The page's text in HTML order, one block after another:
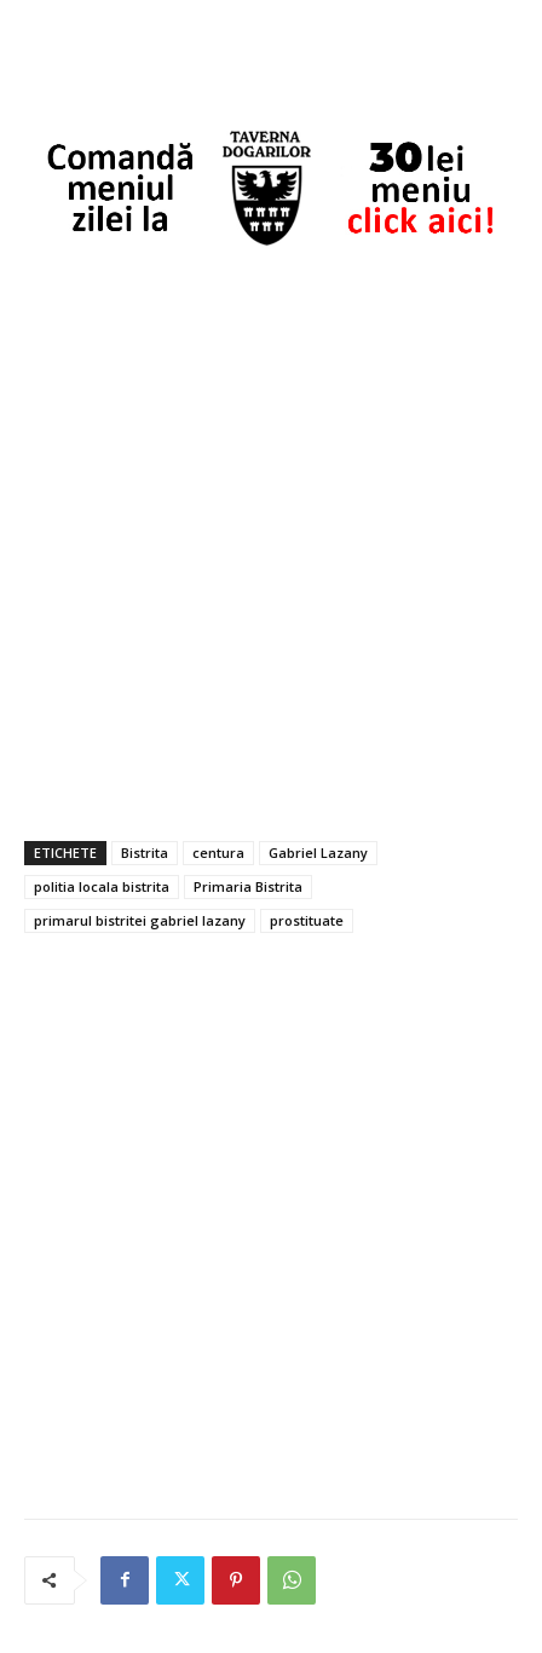
ETICHETE Bistrita centura
Gabriel Lazany
politia locala bistrita
Primaria Bistrita
primarul bistritei gabriel lazany
prostituate